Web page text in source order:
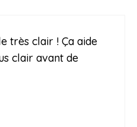
très clair ! Ça aide
clair avant de